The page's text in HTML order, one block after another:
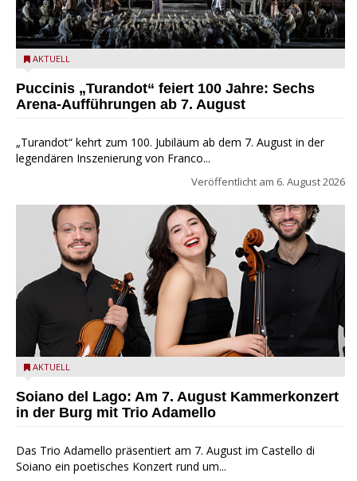
Turandot in der Arena von Verona - Ennevi für Fondazione
AKTUELL
Puccinis „Turandot“ feiert 100 Jahre: Sechs
Arena-Aufführungen ab 7. August
„Turandot“ kehrt zum 100. Jubiläum ab dem 7. August in der
legendären Inszenierung von Franco...
Veröffentlicht am 6. August 2026
Trio Adamello
AKTUELL
Soiano del Lago: Am 7. August Kammerkonzert
in der Burg mit Trio Adamello
Das Trio Adamello präsentiert am 7. August im Castello di
Soiano ein poetisches Konzert rund um...